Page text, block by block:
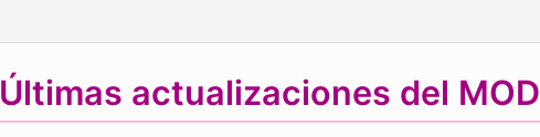
Últimas actualizaciones del MOD